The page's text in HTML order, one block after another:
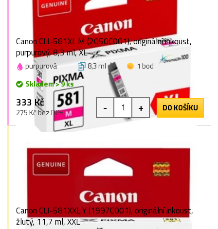
Canon CLI-581XL M (2050C001), originální inkoust,
purpurový, 8,3 ml, XL
purpurová 8,3 ml
1 bod
Skladem > 9 ks
333 Kč
275 Kč bez DPH - + DO KOŠÍKU
Canon CLI-581XXL Y (1997C001), originální inkoust,
žlutý, 11,7 ml, XXL